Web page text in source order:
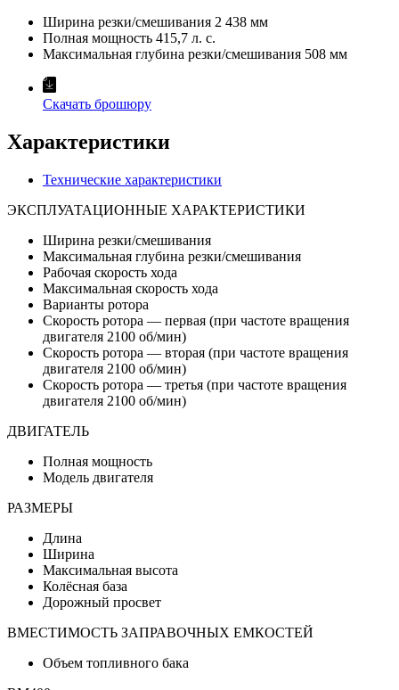
Ширина резки/смешивания 2 438 мм
Полная мощность 415,7 л. с.
Максимальная глубина резки/смешивания 508 мм
Скачать брошюру
Характеристики
Технические характеристики
ЭКСПЛУАТАЦИОННЫЕ ХАРАКТЕРИСТИКИ
Ширина резки/смешивания
Максимальная глубина резки/смешивания
Рабочая скорость хода
Максимальная скорость хода
Варианты ротора
Скорость ротора — первая (при частоте вращения
двигателя 2100 об/мин)
Скорость ротора — вторая (при частоте вращения
двигателя 2100 об/мин)
Скорость ротора — третья (при частоте вращения
двигателя 2100 об/мин)
ДВИГАТЕЛЬ
Полная мощность
Модель двигателя
РАЗМЕРЫ
Длина
Ширина
Максимальная высота
Колёсная база
Дорожный просвет
ВМЕСТИМОСТЬ ЗАПРАВОЧНЫХ ЕМКОСТЕЙ
Объем топливного бака